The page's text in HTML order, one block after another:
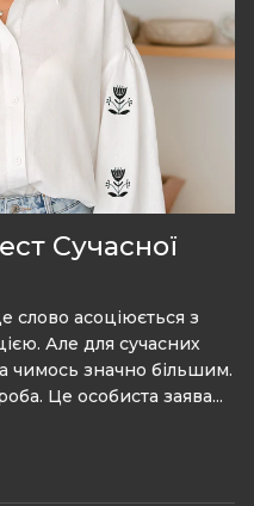
Сучасної
слово асоціюється з
Але для сучасних
чимось значно більшим.
Це особиста заява...